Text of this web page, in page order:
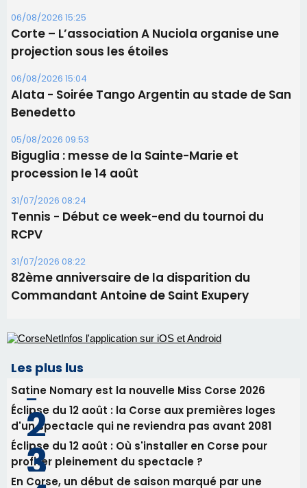
06/08/2026 15:25
Corte – L’association A Nuciola organise une
projection sous les étoiles
06/08/2026 15:04
Alata - Soirée Tango Argentin au stade de San
Benedetto
05/08/2026 09:53
Biguglia : messe de la Sainte-Marie et
procession le 14 août
31/07/2026 08:24
Tennis - Début ce week-end du tournoi du
RCPV
31/07/2026 08:22
82ème anniversaire de la disparition du
Commandant Antoine de Saint Exupery
Les plus lus
Satine Nomary est la nouvelle Miss Corse 2026
Éclipse du 12 août : la Corse aux premières loges
d'un spectacle qui ne reviendra pas avant 2081
Éclipse du 12 août : Où s'installer en Corse pour
profiter pleinement du spectacle ?
En Corse, un début de saison marqué par une